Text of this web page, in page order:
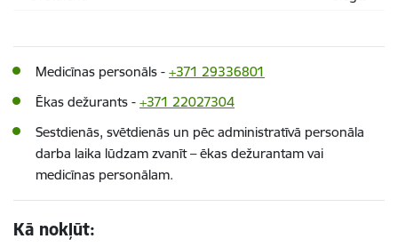
Medicīnas personāls - +371 29336801
Ēkas dežurants - +371 22027304
Sestdienās, svētdienās un pēc administratīvā personāla
darba laika lūdzam zvanīt – ēkas dežurantam vai
medicīnas personālam.
Kā nokļūt: